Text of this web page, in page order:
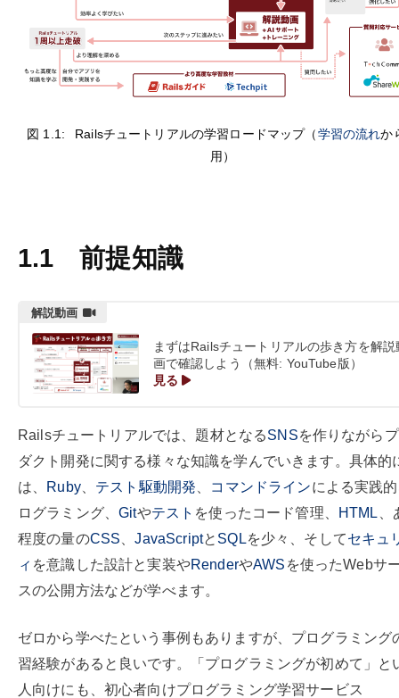
図 1.1: Railsチュートリアルの学習ロードマップ（ 学習の流れか
用）
1.1 前提知識
まずはRailsチュートリアルの歩き方を解説
画で確認しよう（無料: YouTube版）
見る
Railsチュートリアルでは、題材となるSNSを作りながら
ダクト開発に関する様々な知識を学んでいきます。具体的
は、 Ruby、 テスト駆動開発 コマンドラインによる実践
ログラミング、Gitやテスト を使ったコード管理、 HTML
程度の量のCSS 、JavaScriptと SQLを少々、そしてセキュ
ィ を意識した設計と実装やRenderやAWS を使ったWebサ
スの公開方法などが学べます。
ゼロから学べたという事例もありますが、プログラミング
習経験があると良いです。「プログラミングが初めて」と
人向けにも、初心者向けプログラミング学習サービス